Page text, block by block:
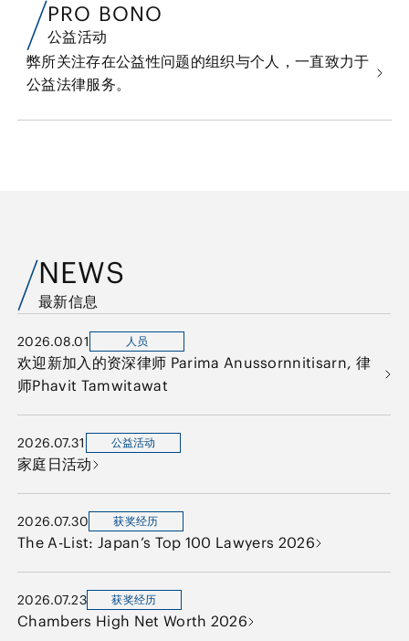
PRO BONO
公益活动
弊所关注存在公益性问题的组织与个人，一直致力于
公益法律服务。
NEWS
最新信息
2026.08.01 人员
欢迎新加入的资深律师 Parima Anussornnitisarn, 律
师Phavit Tamwitawat
2026.07.31 公益活动
家庭日活动
2026.07.30 获奖经历
The A-List: Japan’s Top 100 Lawyers 2026
2026.07.23 获奖经历
Chambers High Net Worth 2026